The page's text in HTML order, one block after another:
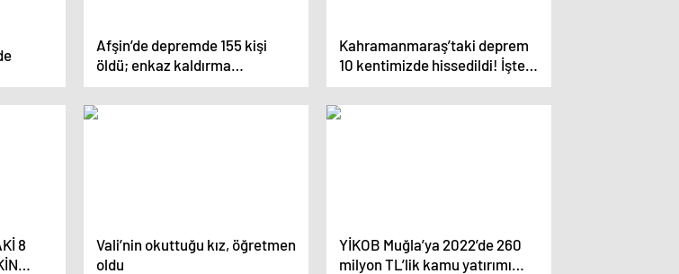
Afşin’de depremde 155 kişi
öldü; enkaz kaldırma
çalışmaları sürüyor
Kahramanmaraş’taki deprem
10 kentimizde hissedildi! İşte
7.4’lük sarsıntıdan etkilenen
illerin son durumu
8
Vali’nin okuttuğu kız, öğretmen
oldu
YİKOB Muğla’ya 2022’de 260
milyon TL’lik kamu yatırımı